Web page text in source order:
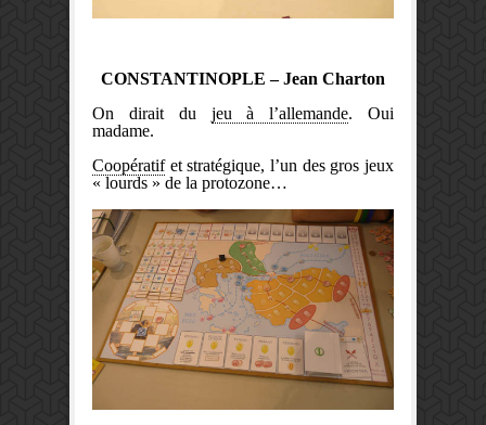
CONSTANTINOPLE – Jean Charton
On dirait du jeu à l’allemande. Oui
madame.
Coopératifet stratégique, l’un des gros jeux
« lourds » de la protozone…